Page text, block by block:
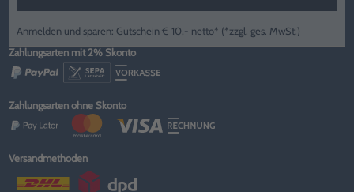
Anmelden und sparen: Gutschein € 10,- netto* (*zzgl. ges. MwSt.)
Zahlungsarten mit 2% Skonto
Zahlungsarten ohne Skonto
Versandmethoden